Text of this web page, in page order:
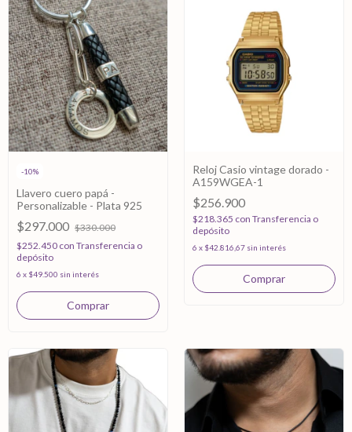
-10%
Llavero cuero papá -
Personalizable - Plata 925
$297.000 $330.000
$252.450 con Transferencia o
depósito
6 x $49.500 sin interés
Reloj Casio vintage dorado -
A159WGEA-1
$256.900
$218.365 con Transferencia o
depósito
6 x $42.816,67 sin interés